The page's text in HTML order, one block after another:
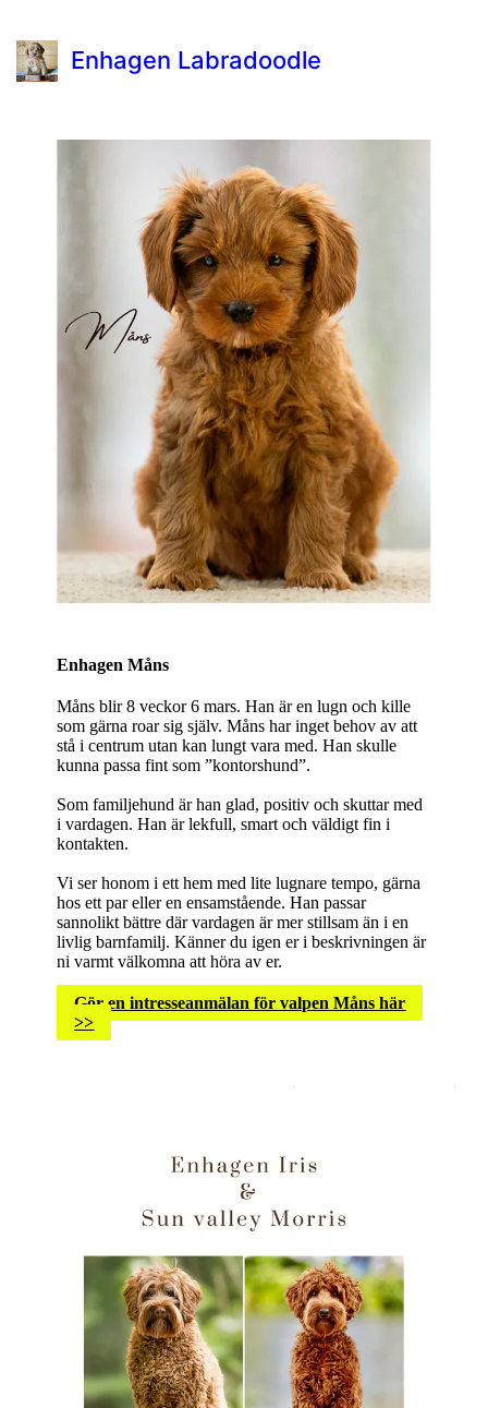
Enhagen Labradoodle
Enhagen Måns
Måns blir 8 veckor 6 mars. Han är en lugn och kille
som gärna roar sig själv. Måns har inget behov av att
stå i centrum utan kan lungt vara med. Han skulle
kunna passa fint som ”kontorshund”.
Som familjehund är han glad, positiv och skuttar med
i vardagen. Han är lekfull, smart och väldigt fin i
kontakten.
Vi ser honom i ett hem med lite lugnare tempo, gärna
hos ett par eller en ensamstående. Han passar
sannolikt bättre där vardagen är mer stillsam än i en
livlig barnfamilj. Känner du igen er i beskrivningen är
ni varmt välkomna att höra av er.
Gör en intresseanmälan för valpen Måns här
>>